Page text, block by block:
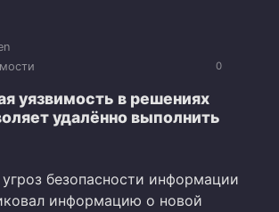
0
уязвимость в решениях
удалённо выполнить
безопасности информации
информацию о новой